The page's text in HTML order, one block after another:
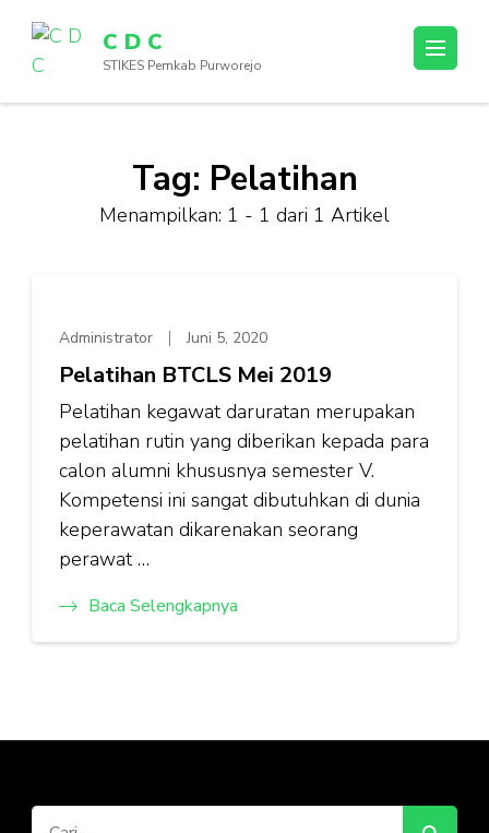
konten
(Tekan
C D C
STIKES Pemkab Purworejo
Tag: Pelatihan
Menampilkan: 1 - 1 dari 1 Artikel
Administrator Juni 5, 2020
Pelatihan BTCLS Mei 2019
Pelatihan kegawat daruratan merupakan
pelatihan rutin yang diberikan kepada para
calon alumni khususnya semester V.
Kompetensi ini sangat dibutuhkan di dunia
keperawatan dikarenakan seorang
perawat …
Baca Selengkapnya
Cari